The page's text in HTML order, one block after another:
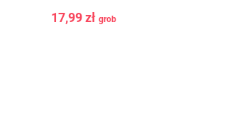
17,99 zł grob